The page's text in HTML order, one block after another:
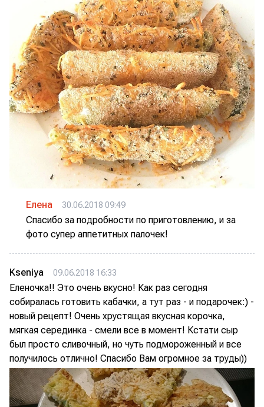
Елена 30.06.2018 09:49
Спасибо за подробности по приготовлению, и за
фото супер аппетитных палочек!
Kseniya 09.06.2018 16:33
Еленочка!! Это очень вкусно! Как раз сегодня
собиралась готовить кабачки, а тут раз - и подарочек:) -
новый рецепт! Очень хрустящая вкусная корочка,
мягкая серединка - смели все в момент! Кстати сыр
был просто сливочный, но чуть подмороженный и все
получилось отлично! Спасибо Вам огромное за труды))